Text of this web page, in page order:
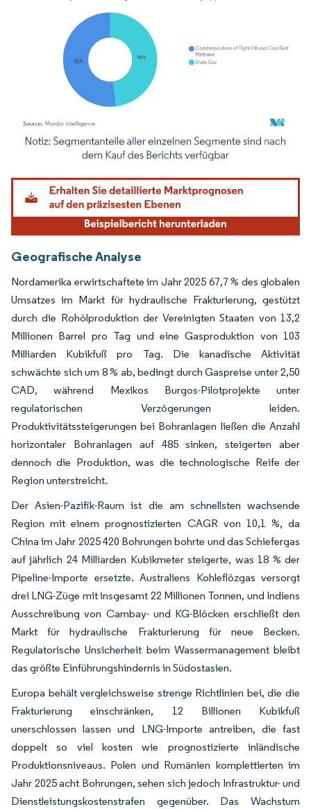
Bild © Mordor Intelligence. Wiederverwendung erfordert Namensnennung
Geografische Analyse
Nordamerika erwirtschaftete im Jahr 2025 67,7 % des globalen
Umsatzes im Markt für hydraulische Frakturierung, gestützt
durch die Rohölproduktion der Vereinigten Staaten von 13,2
Millionen Barrel pro Tag und eine Gasproduktion von 103
Milliarden Kubikfuß pro Tag. Die kanadische Aktivität
schwächte sich um 8 % ab, bedingt durch Gaspreise unter 2,50
CAD, während Mexikos Burgos-Pilotprojekte unter
regulatorischen Verzögerungen leiden.
Produktivitätssteigerungen bei Bohranlagen ließen die Anzahl
horizontaler Bohranlagen auf 485 sinken, steigerten aber
dennoch die Produktion, was die technologische Reife der
Region unterstreicht.
Der Asien-Pazifik-Raum ist die am schnellsten wachsende
Region mit einem prognostizierten CAGR von 10,1 %, da
China im Jahr 2025 420 Bohrungen bohrte und das Schiefergas
auf jährlich 24 Milliarden Kubikmeter steigerte, was 18 % der
Pipeline-Importe ersetzte. Australiens Kohleflözgas versorgt
drei LNG-Züge mit insgesamt 22 Millionen Tonnen, und Indiens
Ausschreibung von Cambay- und KG-Blöcken erschließt den
Markt für hydraulische Frakturierung für neue Becken.
Regulatorische Unsicherheit beim Wassermanagement bleibt
das größte Einführungshindernis in Südostasien.
Europa behält vergleichsweise strenge Richtlinien bei, die die
Frakturierung einschränken, 12 Billionen Kubikfuß
unerschlossen lassen und LNG-Importe antreiben, die fast
doppelt so viel kosten wie prognostizierte inländische
Produktionsniveaus. Polen und Rumänien komplettierten im
Jahr 2025 acht Bohrungen, sehen sich jedoch Infrastruktur- und
Dienstleistungskostenstrafen gegenüber. Das Wachstum